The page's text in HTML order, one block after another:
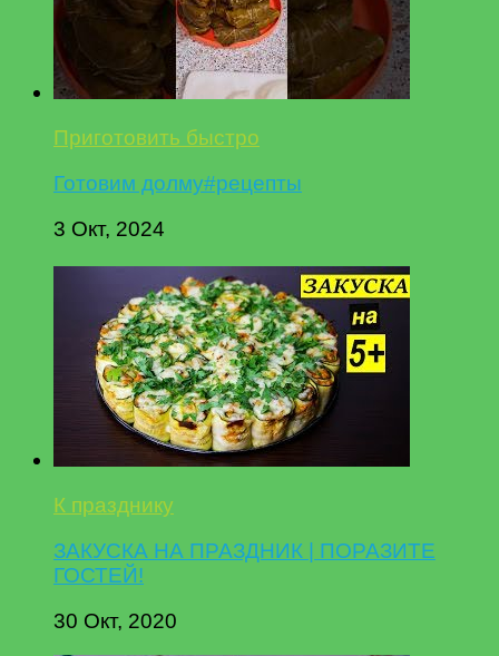
Приготовить быстро
Готовим долму#рецепты
3 Окт, 2024
К празднику
ЗАКУСКА НА ПРАЗДНИК | ПОРАЗИТЕ
ГОСТЕЙ!
30 Окт, 2020